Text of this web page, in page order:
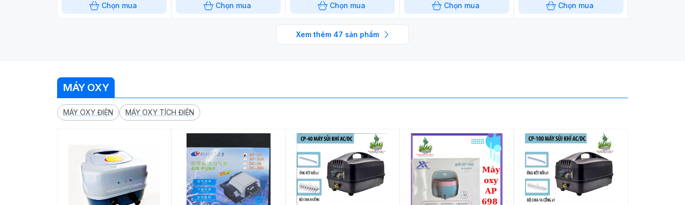
Chọn mua Chọn mua Chọn mua Chọn mua Chọn mua
Xem thêm 47 sản phẩm
MÁY OXY
MÁY OXY ĐIỆN MÁY OXY TÍCH ĐIỆN